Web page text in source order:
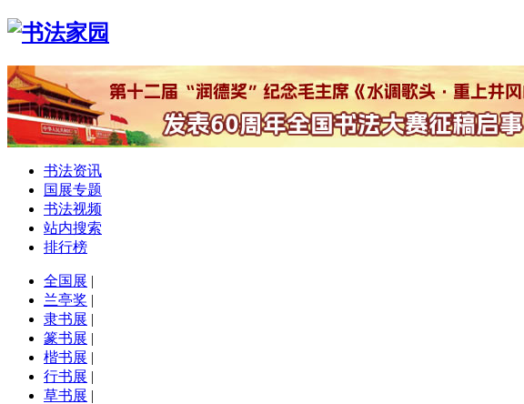
书法资讯
国展专题
书法视频
站内搜索
排行榜
全国展 |
兰亭奖 |
隶书展 |
篆书展 |
楷书展 |
行书展 |
草书展 |